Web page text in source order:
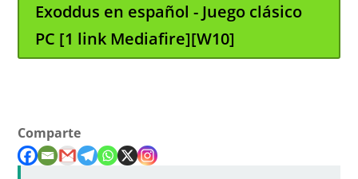
Exoddus en español - Juego clásico
PC [1 link Mediafire][W10]
Comparte